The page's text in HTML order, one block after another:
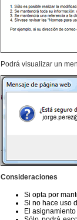
Podrá visualizar un
Consideraciones
Si opta por
Si no hace uso
El